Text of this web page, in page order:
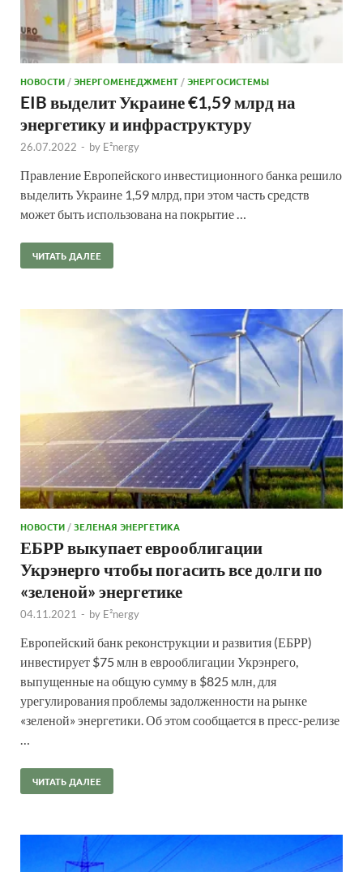
НОВОСТИ /ЭНЕРГОМЕНЕДЖМЕНТ /ЭНЕРГОСИСТЕМЫ
EIB выделит Украине €1,59 млрд на
энергетику и инфраструктуру
26.07.2022 - by E²nergy
Правление Европейского инвестиционного банка решило
выделить Украине 1,59 млрд, при этом часть средств
может быть использована на покрытие …
ЧИТАТЬ ДАЛЕЕ
НОВОСТИ /ЗЕЛЕНАЯ ЭНЕРГЕТИКА
ЕБРР выкупает еврооблигации
Укрэнерго чтобы погасить все долги по
«зеленой» энергетике
04.11.2021 - by E²nergy
Европейский банк реконструкции и развития (ЕБРР)
инвестирует $75 млн в еврооблигации Укрэнрего,
выпущенные на общую сумму в $825 млн, для
урегулирования проблемы задолженности на рынке
«зеленой» энергетики. Об этом сообщается в пресс-релизе
ЧИТАТЬ ДАЛЕЕ